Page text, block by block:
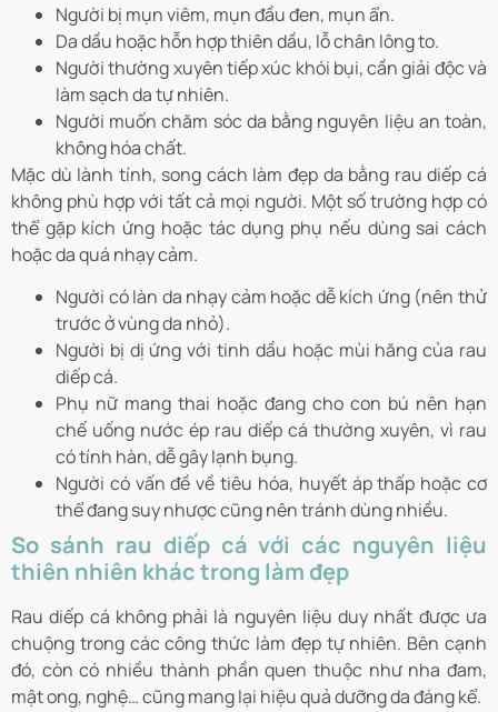
Người bị mụn viêm, mụn đầu đen, mụn ẩn.
Da dầu hoặc hỗn hợp thiên dầu, lỗ chân lông to.
Người thường xuyên tiếp xúc khói bụi, cần giải độc và
làm sạch da tự nhiên.
Người muốn chăm sóc da bằng nguyên liệu an toàn,
không hóa chất.
Mặc dù lành tính, song cách làm đẹp da bằng rau diếp cá
không phù hợp với tất cả mọi người. Một số trường hợp có
thể gặp kích ứng hoặc tác dụng phụ nếu dùng sai cách
hoặc da quá nhạy cảm.
Người có làn da nhạy cảm hoặc dễ kích ứng (nên thử
trước ở vùng da nhỏ).
Người bị dị ứng với tinh dầu hoặc mùi hăng của rau
diếp cá.
Phụ nữ mang thai hoặc đang cho con bú nên hạn
chế uống nước ép rau diếp cá thường xuyên, vì rau
có tính hàn, dễ gây lạnh bụng.
Người có vấn đề về tiêu hóa, huyết áp thấp hoặc cơ
thể đang suy nhược cũng nên tránh dùng nhiều.
So sánh rau diếp cá với các nguyên liệu
thiên nhiên khác trong làm đẹp
Rau diếp cá không phải là nguyên liệu duy nhất được ưa
chuộng trong các công thức làm đẹp tự nhiên. Bên cạnh
đó, còn có nhiều thành phần quen thuộc như nha đam,
mật ong, nghệ… cũng mang lại hiệu quả dưỡng da đáng kể.